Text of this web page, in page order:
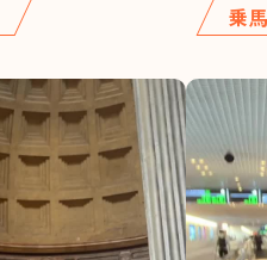
乗